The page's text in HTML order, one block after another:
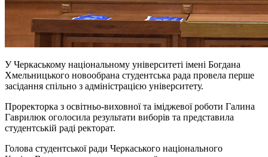
У Черкаському національному університеті імені Богдана
Хмельницького новообрана студентська рада провела перше
засідання спільно з адміністрацією університету.
Проректорка з освітньо-виховної та іміджевої роботи Галина
Гаврилюк оголосила результати виборів та представила
студентській раді ректорат.
Голова студентської ради Черкаського національного